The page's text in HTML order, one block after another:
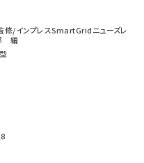
/インプレスSmartGridニューズレ
編